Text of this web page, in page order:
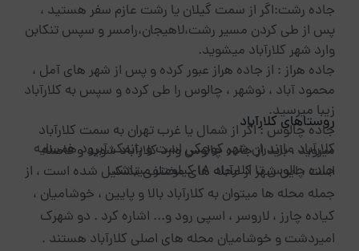
جاده رشت:اگر از سمت گیلان یا رشت عازم سفر هستید ،
پس از طی کردن مسیر رشت،لاهیجان،رامسر و سپس تنکابن
وارد شهر کلارآباد میشوید.
جاده هراز : از جاده هراز عبور کرده و پس از شهر های آمل ،
محمود آباد ، نوشهر ، چالوس را طی کرده و سپس به کلارآباد
زیبا میرسید.
جاده چالوس: اگر از شمال یا غرب تهران به سمت کلارآباد
میروید ، باید از جاده چالوس وارد کلارآباد شوید و فاصله
جاده چالوس تا کلارآباد 18 کیلومتر میباشد.
روستاهای کلارآباد
کلارآباد مازندران شهر کوچکی است و بانمک آبرود همسایه
است ، این شهر از محله های مختلفی تشکیل شده است ، از
جمله محله ها میتوان به کلارآباد بالا و پایین ، خوشامیان ،
کیاده چارز ، لاروسر ، اسپی رود و... اشاره کرد . دو شهرک
امیردشت و خوشامیان محله های اصلی کلارآباد هستند .